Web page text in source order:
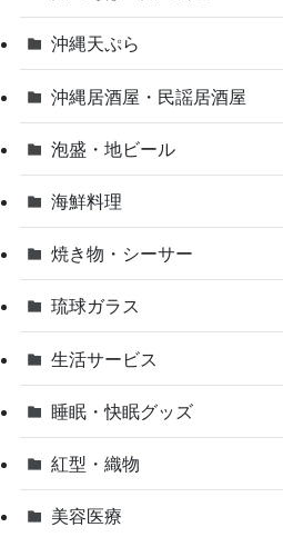
沖縄天ぷら
沖縄居酒屋・民謡居酒屋
泡盛・地ビール
海鮮料理
焼き物・シーサー
琉球ガラス
生活サービス
睡眠・快眠グッズ
紅型・織物
美容医療